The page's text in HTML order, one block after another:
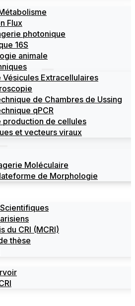
Flux
photonique
16S
animale
Vésicules Extracellulaires
de Chambres de Ussing
qPCR
production de cellules
et vecteurs viraux
Moléculaire
de Morphologie
du CRI (MCRI)
thèse